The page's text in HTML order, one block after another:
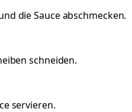
die Sauce abschmecken.
schneiden.
servieren.